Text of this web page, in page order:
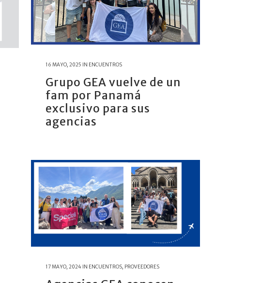
16 MAYO, 2025 IN ENCUENTROS
Grupo GEA vuelve de un
fam por Panamá
exclusivo para sus
agencias
17 MAYO, 2024 IN ENCUENTROS, PROVEEDORES